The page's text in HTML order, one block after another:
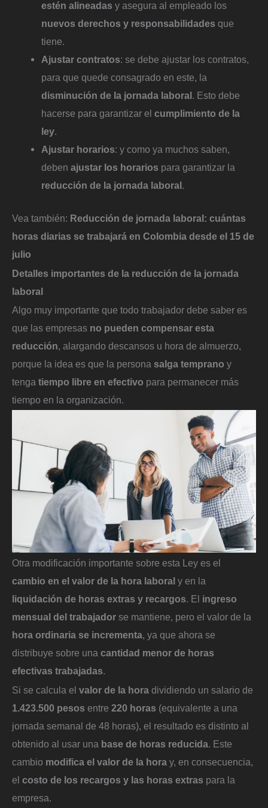
estén alineadas y asegura al empleado los
nuevos derechos y responsabilidades que
tiene.
Ajustar contratos: se debe ajustar los contratos,
para que quede consagrado en este, la
disminución de la jornada laboral . Esto debe
hacerse para garantizar elcumplimiento de la
ley.
Ajustar horarios: y como ya muchos saben,
debenajustar los horarios para garantizar la
reducción de la jornada laboral .
Vea también: Reducción de jornada laboral: cuántas
horas diarias se trabajará en Colombia desde el 15 de
julio
Detalles importantes de la reducción de la jornada
laboral
Algo muy importante que todo trabajador debe saber es
que las empresas no pueden compensar esta
reducción, alargando descansos u hora de almuerzo,
porque la idea es que la persona salga temprano y
tenga tiempo libre en efectivo para permanecer más
tiempo en la organización.
Otra modificación importante sobre esta Ley es el
cambio en el valor de la hora laboral y en la
liquidación de horas extras y recargos. El ingreso
mensual del trabajador se mantiene, pero el valor de la
hora ordinaria se incrementa, ya que ahora se
distribuye sobre una cantidad menor de horas
efectivas trabajadas.
Si se calcula el valor de la hora dividiendo un salario de
1.423.500 pesos entre 220 horas (equivalente a una
jornada semanal de 48 horas), el resultado es distinto al
obtenido al usar una base de horas reducida. Este
cambio modifica el valor de la hora y, en consecuencia,
el costo de los recargos y las horas extras para la
empresa.